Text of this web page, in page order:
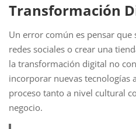
Transformación
Un error común es pensar
redes sociales o crear una
la transformación digital no
incorporar nuevas tecnologías
proceso tanto a nivel cultural
negocio.